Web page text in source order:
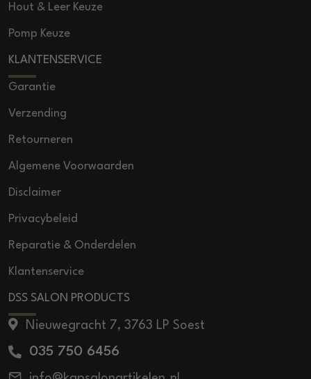
Hout & Leer Keuze
Pomp Keuze
KLANTENSERVICE
Garantie
Verzending
Retourneren
Algemene Voorwaarden
Disclaimer
Privacybeleid
Reparatie & Onderdelen
Klantenservice
DSS SALON PRODUCTS
Nieuwegracht 7, 3763 LP Soest
035 750 6456